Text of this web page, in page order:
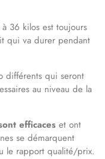
36 kilos est toujours
qui va durer pendant
différents qui seront
au niveau de la
efficaces et ont
se démarquent
le rapport qualité/prix.